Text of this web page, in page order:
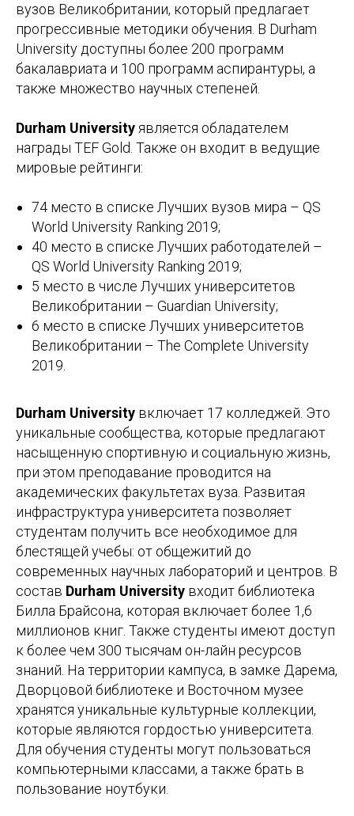
вузов Великобритании, который предлагает
прогрессивные методики обучения. В Durham
University доступны более 200 программ
бакалавриата и 100 программ аспирантуры, а
также множество научных степеней.
Durham University является обладателем
награды TEF Gold. Также он входит в ведущие
мировые рейтинги:
74 место в списке Лучших вузов мира – QS
World University Ranking 2019;
40 место в списке Лучших работодателей –
QS World University Ranking 2019;
5 место в числе Лучших университетов
Великобритании – Guardian University;
6 место в списке Лучших университетов
Великобритании – The Complete University
2019.
Durham University включает 17 колледжей. Это
уникальные сообщества, которые предлагают
насыщенную спортивную и социальную жизнь,
при этом преподавание проводится на
академических факультетах вуза. Развитая
инфраструктура университета позволяет
студентам получить все необходимое для
блестящей учебы: от общежитий до
современных научных лабораторий и центров. В
состав Durham University входит библиотека
Билла Брайсона, которая включает более 1,6
миллионов книг. Также студенты имеют доступ
к более чем 300 тысячам он-лайн ресурсов
знаний. На территории кампуса, в замке Дарема,
Дворцовой библиотеке и Восточном музее
хранятся уникальные культурные коллекции,
которые являются гордостью университета.
Для обучения студенты могут пользоваться
компьютерными классами, а также брать в
пользование ноутбуки.